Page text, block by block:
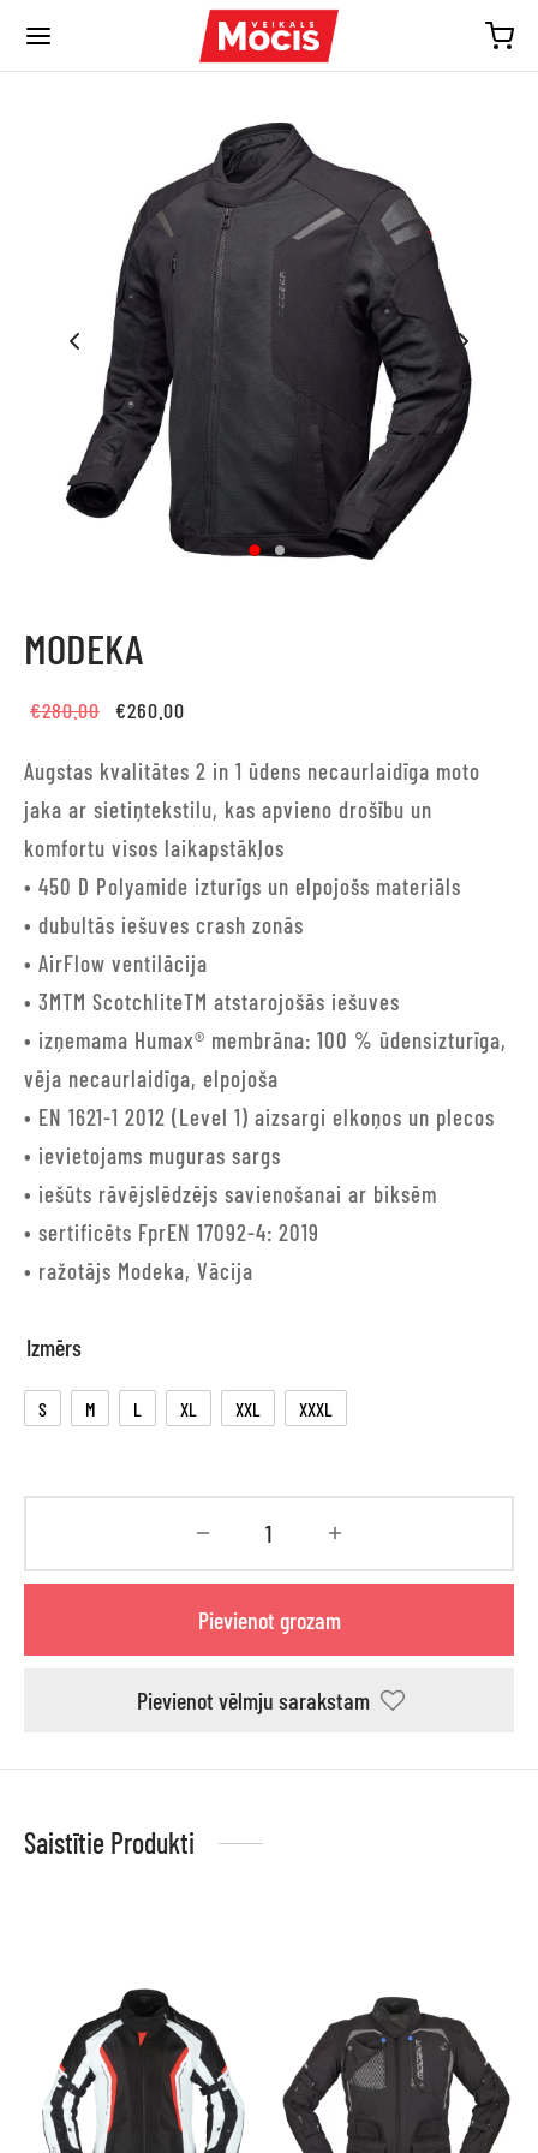
MODEKA
€280.00 Original
was:
€280.00.
€260.00
€260.00.
Augstas kvalitātes 2 in 1 ūdens necaurlaidīga moto
jaka ar sietiņtekstilu, kas apvieno drošību un
komfortu visos laikapstākļos
• 450 D Polyamide izturīgs un elpojošs materiāls
• dubultās iešuves crash zonās
• AirFlow ventilācija
• 3MTM ScotchliteTM atstarojošās iešuves
• izņemama Humax® membrāna: 100 % ūdensizturīga,
vēja necaurlaidīga, elpojoša
• EN 1621-1 2012 (Level 1) aizsargi elkoņos un plecos
• ievietojams muguras sargs
• iešūts rāvējslēdzējs savienošanai ar biksēm
• sertificēts FprEN 17092-4: 2019
• ražotājs Modeka, Vācija
Izmērs
S M L XL XXL XXXL
Pievienot grozam
Pievienot vēlmju sarakstam
Saistītie Produkti